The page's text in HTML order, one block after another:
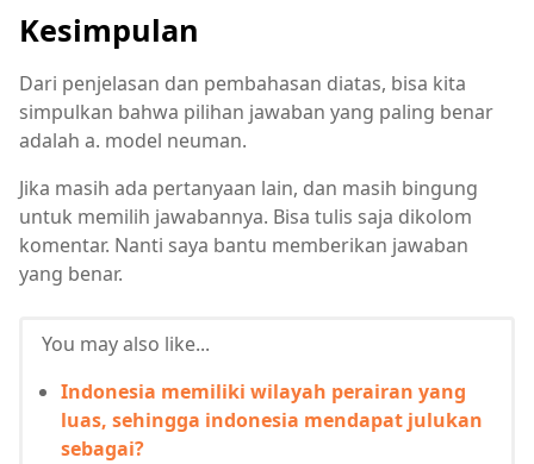
Kesimpulan
Dari penjelasan dan pembahasan diatas, bisa kita
simpulkan bahwa pilihan jawaban yang paling benar
adalah a. model neuman.
Jika masih ada pertanyaan lain, dan masih bingung
untuk memilih jawabannya. Bisa tulis saja dikolom
komentar. Nanti saya bantu memberikan jawaban
yang benar.
You may also like...
Indonesia memiliki wilayah perairan yang
luas, sehingga indonesia mendapat julukan
sebagai?